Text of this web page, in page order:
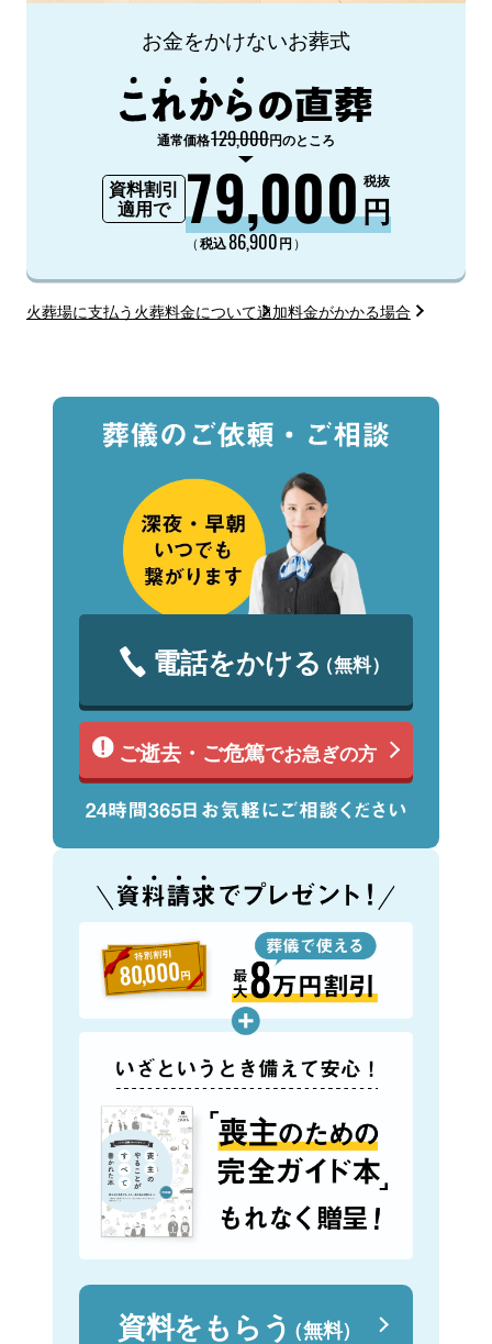
お金をかけないお葬式
通常価格129,000円のところ
資料割引
適用で
79,000円
税抜
（税込86,900円 ）
火葬場に支払う火葬料金について追加料金がかかる場合
電話をかける（無料）
ご逝去・ご危篤でお急ぎの方
資料をもらう（無料）